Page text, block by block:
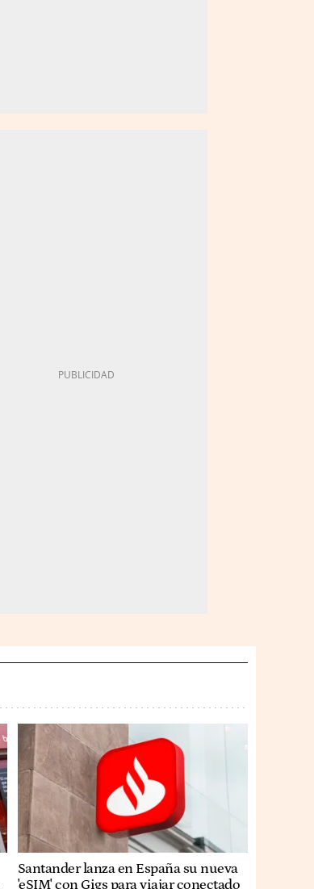
Santander lanza en España su nueva
'eSIM' con Gigs para viajar conectado